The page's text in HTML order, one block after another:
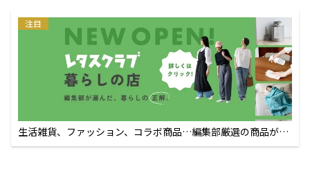
注目
生活雑貨、ファッション、コラボ商品…編集部厳選の商品が買
えるECサイト